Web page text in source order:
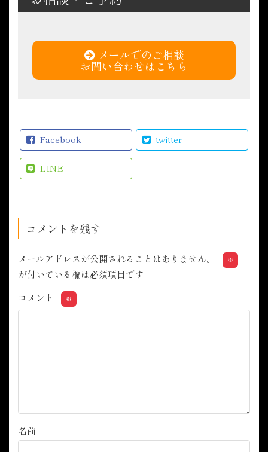
メールでのご相談
お問い合わせはこちら
Facebook twitter
LINE
コメントを残す
メールアドレスが公開されることはありません。 ※
が付いている欄は必須項目です
コメント
※
名前